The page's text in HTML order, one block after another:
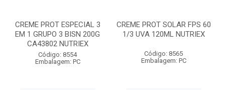
CREME PROT ESPECIAL 3
EM 1 GRUPO 3 BISN 200G
CA43802 NUTRIEX
Código: 8554
Embalagem: PC
CREME PROT SOLAR FPS 60
1/3 UVA 120ML NUTRIEX
Código: 8565
Embalagem: PC